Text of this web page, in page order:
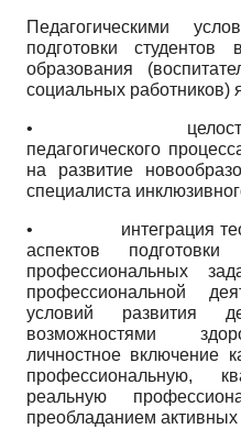
Педагогическими
подготовки студентов
образования
социальных работников)
•
педагогического
на развитие
специалиста
• интеграция
аспектов
профессиональных
профессиональной
условий развития
возможностями
личностное включение
профессиональную,
реальную
преобладанием активных